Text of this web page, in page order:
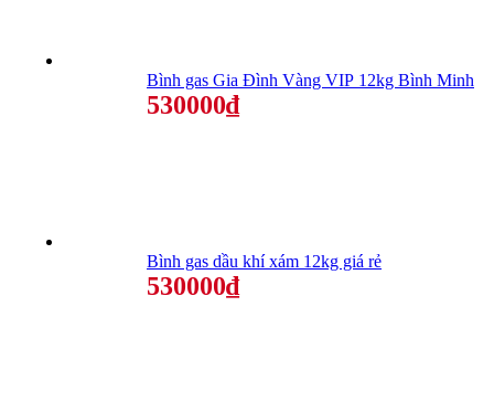
Bình gas Gia Đình Vàng VIP 12kg Bình Minh
530000₫
Bình gas dầu khí xám 12kg giá rẻ
530000₫